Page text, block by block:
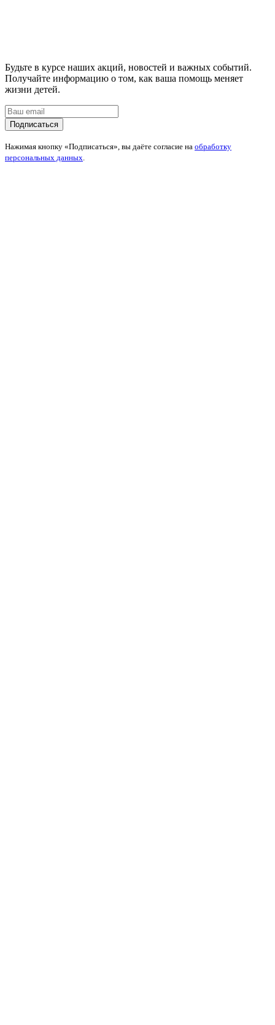
Будьте в курсе наших акций, новостей и важных событий.
Получайте информацию о том, как ваша помощь меняет
жизни детей.
Подписаться
Нажимая кнопку «Подписаться», вы даёте согласие на обработку
персональных данных